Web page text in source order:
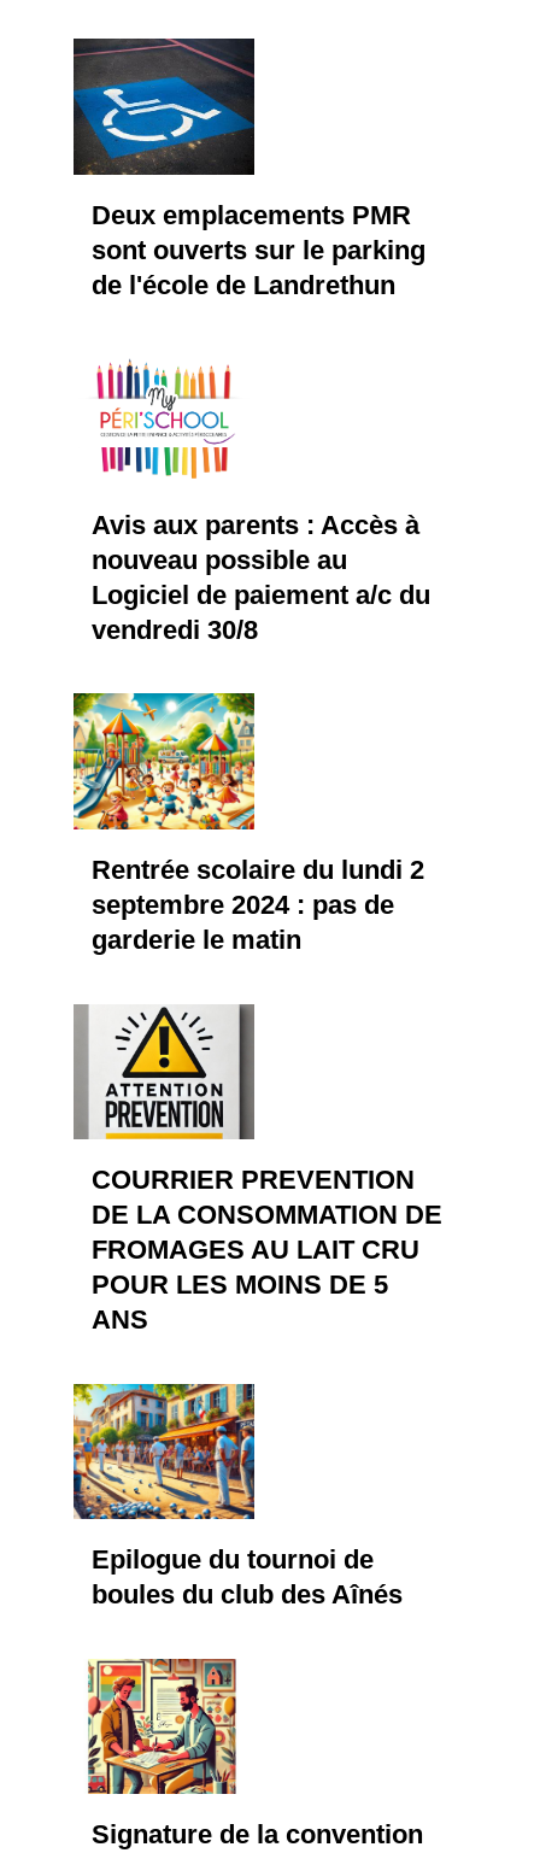
Deux emplacements PMR
sont ouverts sur le parking
de l'école de Landrethun
Avis aux parents : Accès à
nouveau possible au
Logiciel de paiement a/c du
vendredi 30/8
Rentrée scolaire du lundi 2
septembre 2024 : pas de
garderie le matin
COURRIER PREVENTION
DE LA CONSOMMATION DE
FROMAGES AU LAIT CRU
POUR LES MOINS DE 5
ANS
Epilogue du tournoi de
boules du club des Aînés
Signature de la convention